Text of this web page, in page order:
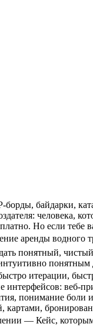
борды, байдарки,
человека,
Но если тебе
аренды водного
понятный,
итерации,
интерфейсов: веб-
понимание боли и
картами,
— Кейс,